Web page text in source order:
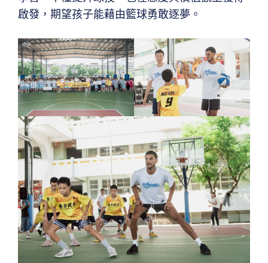
啟發，期望孩子能藉由籃球勇敢逐夢。